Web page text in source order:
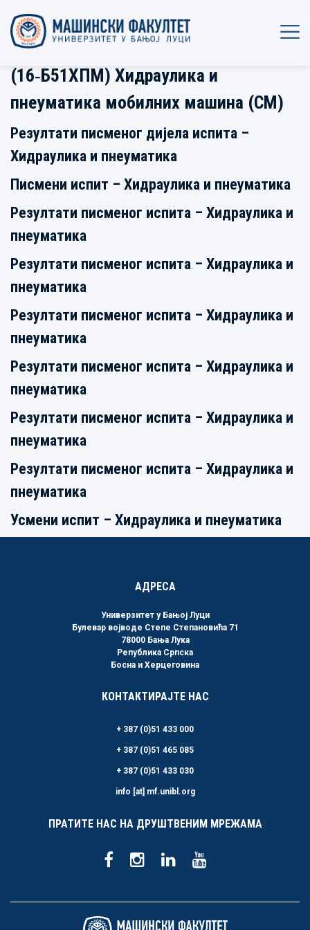
(16‐Б51ХПМ) Хидраулика и
пнеуматика мобилних машина (СM)
Резултати писменог дијела испита –
Хидраулика и пнеуматика
Писмени испит – Хидраулика и пнеуматика
Резултати писменог испита – Хидраулика и
пнеуматика
Резултати писменог испита – Хидраулика и
пнеуматика
Резултати писменог испита – Хидраулика и
пнеуматика
Резултати писменог испита – Хидраулика и
пнеуматика
Резултати писменог испита – Хидраулика и
пнеуматика
Резултати писменог испита – Хидраулика и
пнеуматика
Усмени испит – Хидраулика и пнеуматика
АДРЕСА
Универзитет у Бањој Луци
Булевар војводе Степе Степановића 71
78000 Бања Лука
Република Српска
Босна и Херцеговина
КОНТАКТИРАЈТЕ НАС
+ 387 (0)51 433 000
+ 387 (0)51 465 085
+ 387 (0)51 433 030
info [at] mf.unibl.org
ПРАТИТЕ НАС НА ДРУШТВЕНИМ МРЕЖАМА